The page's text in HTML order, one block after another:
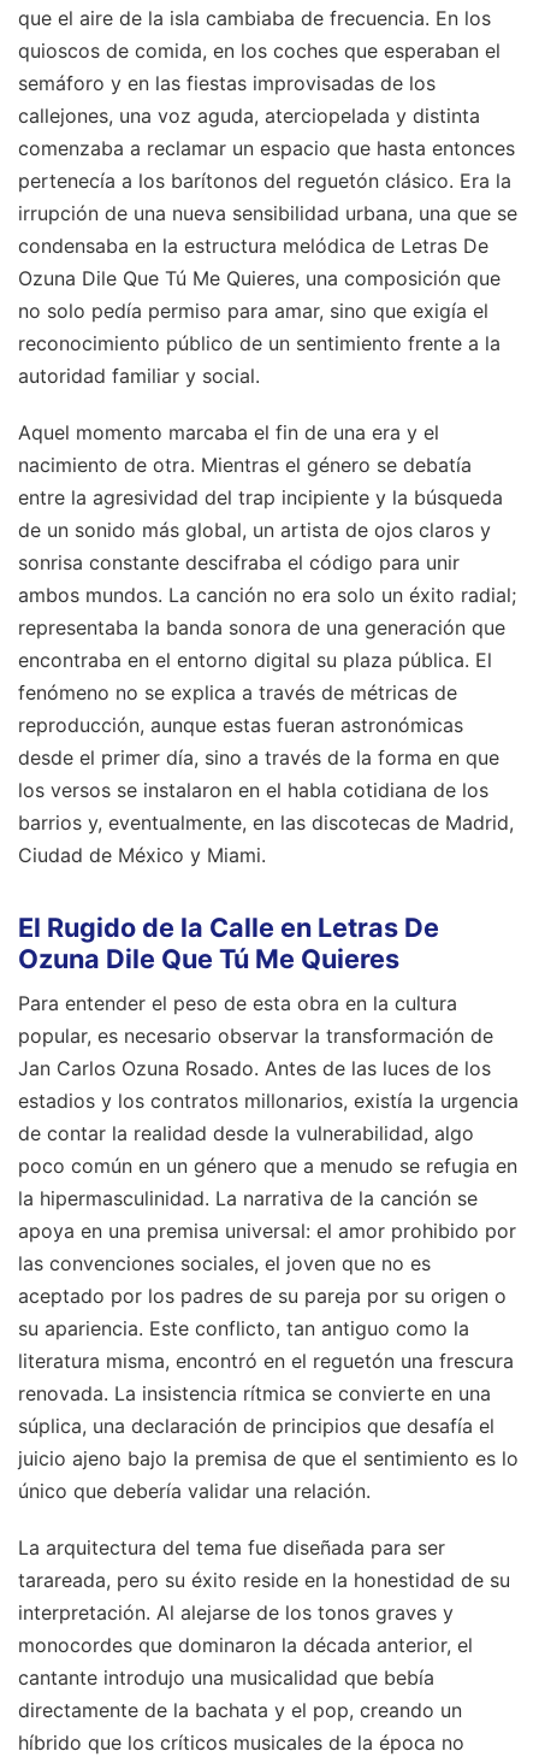
que el aire de la isla cambiaba de frecuencia. En los
quioscos de comida, en los coches que esperaban el
semáforo y en las fiestas improvisadas de los
callejones, una voz aguda, aterciopelada y distinta
comenzaba a reclamar un espacio que hasta entonces
pertenecía a los barítonos del reguetón clásico. Era la
irrupción de una nueva sensibilidad urbana, una que se
condensaba en la estructura melódica de Letras De
Ozuna Dile Que Tú Me Quieres, una composición que
no solo pedía permiso para amar, sino que exigía el
reconocimiento público de un sentimiento frente a la
autoridad familiar y social.
Aquel momento marcaba el fin de una era y el
nacimiento de otra. Mientras el género se debatía
entre la agresividad del trap incipiente y la búsqueda
de un sonido más global, un artista de ojos claros y
sonrisa constante descifraba el código para unir
ambos mundos. La canción no era solo un éxito radial;
representaba la banda sonora de una generación que
encontraba en el entorno digital su plaza pública. El
fenómeno no se explica a través de métricas de
reproducción, aunque estas fueran astronómicas
desde el primer día, sino a través de la forma en que
los versos se instalaron en el habla cotidiana de los
barrios y, eventualmente, en las discotecas de Madrid,
Ciudad de México y Miami.
El Rugido de la Calle en Letras De
Ozuna Dile Que Tú Me Quieres
Para entender el peso de esta obra en la cultura
popular, es necesario observar la transformación de
Jan Carlos Ozuna Rosado. Antes de las luces de los
estadios y los contratos millonarios, existía la urgencia
de contar la realidad desde la vulnerabilidad, algo
poco común en un género que a menudo se refugia en
la hipermasculinidad. La narrativa de la canción se
apoya en una premisa universal: el amor prohibido por
las convenciones sociales, el joven que no es
aceptado por los padres de su pareja por su origen o
su apariencia. Este conflicto, tan antiguo como la
literatura misma, encontró en el reguetón una frescura
renovada. La insistencia rítmica se convierte en una
súplica, una declaración de principios que desafía el
juicio ajeno bajo la premisa de que el sentimiento es lo
único que debería validar una relación.
La arquitectura del tema fue diseñada para ser
tarareada, pero su éxito reside en la honestidad de su
interpretación. Al alejarse de los tonos graves y
monocordes que dominaron la década anterior, el
cantante introdujo una musicalidad que bebía
directamente de la bachata y el pop, creando un
híbrido que los críticos musicales de la época no